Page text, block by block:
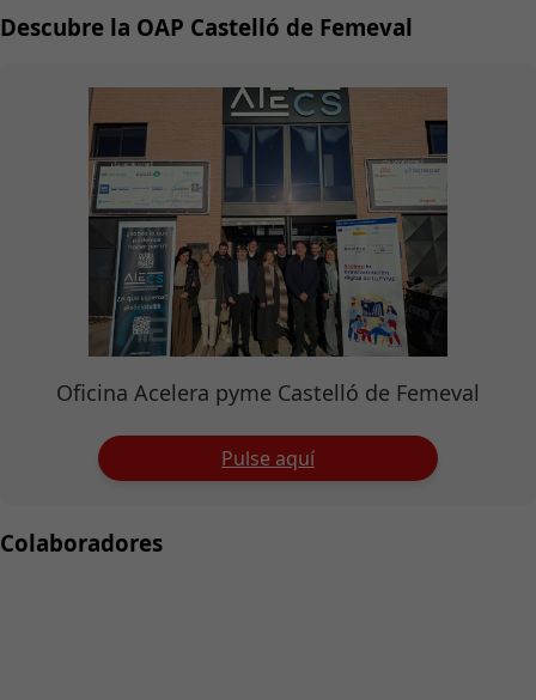
Descubre la OAP Castelló de Femeval
Oficina Acelera pyme Castelló de Femeval
Pulse aquí
Colaboradores